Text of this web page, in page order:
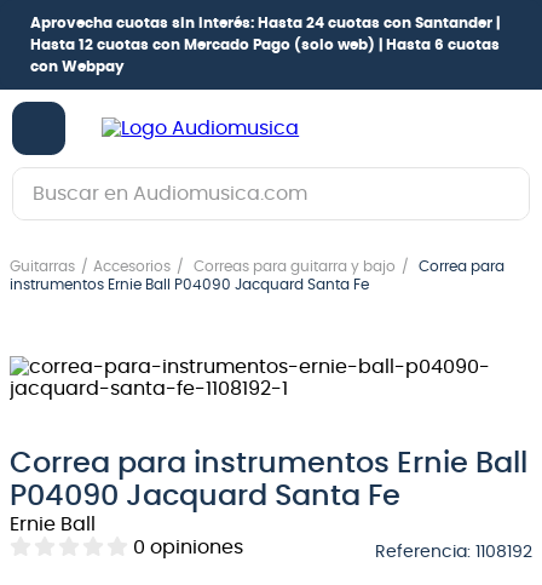
Aprovecha cuotas sin interés: Hasta 24 cuotas con Santander |
Hasta 12 cuotas con Mercado Pago (solo web) |
Hasta 6 cuotas
con Webpay
Buscar en Audiomusica.com
Guitarras Accesorios Correas para guitarra y bajo
Correa para
instrumentos Ernie Ball P04090 Jacquard Santa Fe
Correa para instrumentos Ernie Ball
P04090 Jacquard Santa Fe
Ernie Ball
0 opiniones Referencia: 1108192
1.
guitarra electrica
3.
guitarra electroacústica
5.
amplificador
6.
guitarra
7.
teclado